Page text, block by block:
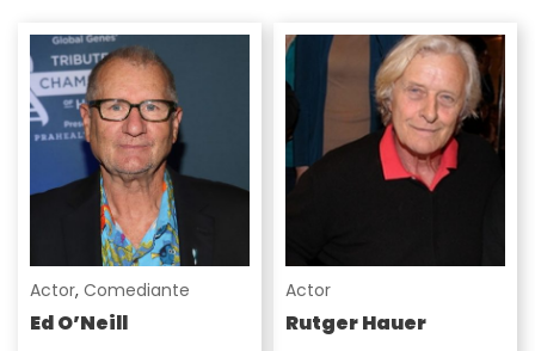
Actor, Comediante
Ed O’Neill
Actor
Rutger Hauer